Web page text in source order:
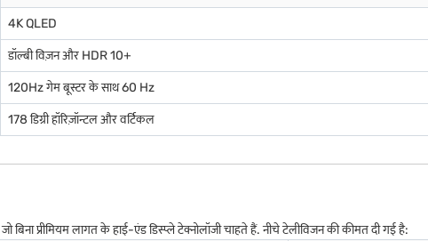
4K QLED
डॉल्बी विज़न और HDR 10+
120Hz गेम बूस्टर के साथ 60 Hz
178 डिग्री हॉरिज़ॉन्टल और वर्टिकल
प्रीमियम लागत के हाई-एंड डिस्प्ले टेक्नोलॉजी चाहते हैं. नीचे टेलीविजन की कीमत दी गई है: